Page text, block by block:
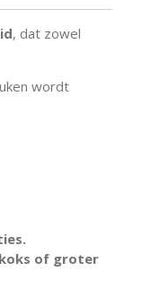
, dat zowel
wordt
of groter